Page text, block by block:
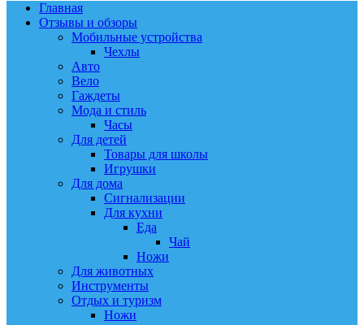
Главная
Отзывы и обзоры
Мобильные устройства
Чехлы
Авто
Вело
Гаждеты
Мода и стиль
Часы
Для детей
Товары для школы
Игрушки
Для дома
Сигнализации
Для кухни
Еда
Чай
Ножи
Для животных
Инструменты
Отдых и туризм
Ножи